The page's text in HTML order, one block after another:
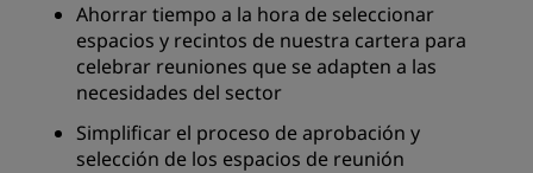
Ahorrar tiempo a la hora de seleccionar
espacios y recintos de nuestra cartera para
celebrar reuniones que se adapten a las
necesidades del sector
Simplificar el proceso de aprobación y
selección de los espacios de reunión